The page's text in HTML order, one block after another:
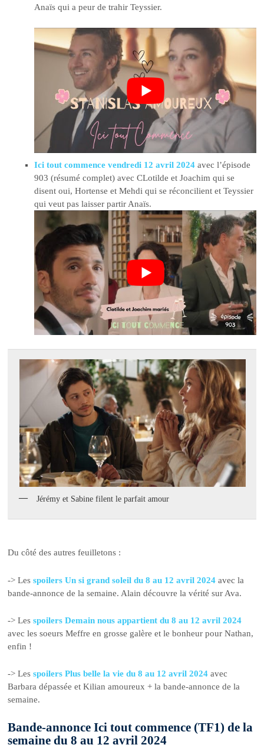
Anaïs qui a peur de trahir Teyssier.
Ici tout commence vendredi 12 avril 2024 avec l’épisode
903 (résumé complet) avec CLotilde et Joachim qui se
disent oui, Hortense et Mehdi qui se réconcilient et Teyssier
qui veut pas laisser partir Anaïs.
Jérémy et Sabine filent le parfait amour
Du côté des autres feuilletons :
-> Lesspoilers Un si grand soleil du 8 au 12 avril 2024 avec la
bande-annonce de la semaine. Alain découvre la vérité sur Ava.
-> Lesspoilers Demain nous appartient du 8 au 12 avril 2024
avec les soeurs Meffre en grosse galère et le bonheur pour Nathan,
enfin !
-> Lesspoilers Plus belle la vie du 8 au 12 avril 2024 avec
Barbara dépassée et Kilian amoureux + la bande-annonce de la
semaine.
Bande-annonce Ici tout commence (TF1) de la
semaine du 8 au 12 avril 2024